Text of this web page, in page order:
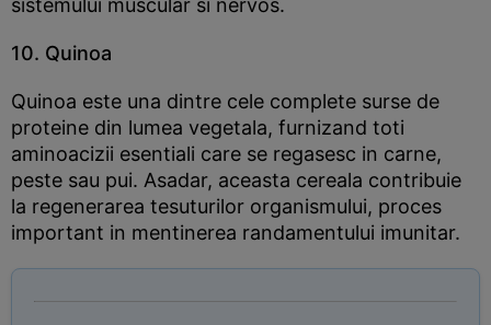
sistemului muscular si nervos.
10. Quinoa
Quinoa este una dintre cele complete surse de
proteine din lumea vegetala, furnizand toti
aminoacizii esentiali care se regasesc in carne,
peste sau pui. Asadar, aceasta cereala contribuie
la regenerarea tesuturilor organismului, proces
important in mentinerea randamentului imunitar.